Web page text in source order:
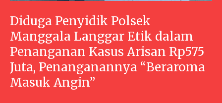
Diduga Penyidik Polsek
Manggala Langgar Etik dalam
Penanganan Kasus Arisan Rp575
Juta, Penanganannya “Beraroma
Masuk Angin”